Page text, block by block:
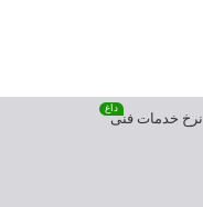
نرخ خدمات فنی
داغ